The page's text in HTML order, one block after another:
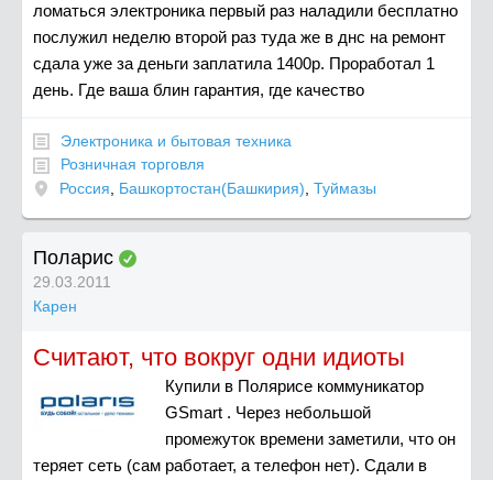
ломаться электроника первый раз наладили бесплатно
послужил неделю второй раз туда же в днс на ремонт
сдала уже за деньги заплатила 1400р. Проработал 1
день. Где ваша блин гарантия, где качество
Электроника и бытовая техника
Розничная торговля
Россия
Башкортостан(Башкирия) Туймазы
Поларис
29.03.2011
Карен
Считают, что вокруг одни идиоты
Купили в Полярисе коммуникатор
GSmart . Через небольшой
промежуток времени заметили, что он
теряет сеть (сам работает, а телефон нет). Сдали в